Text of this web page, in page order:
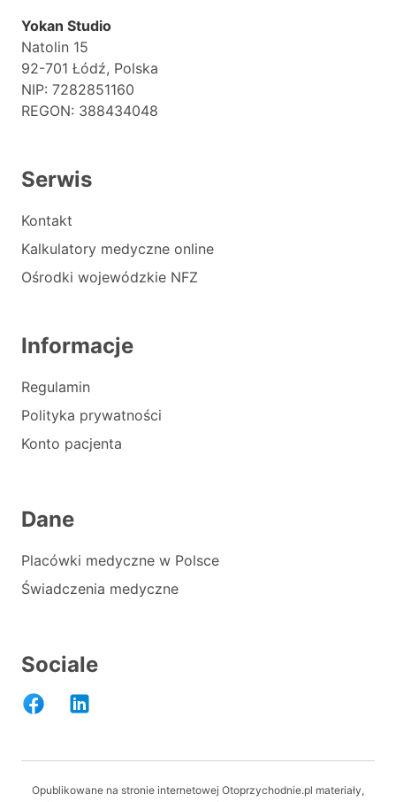
Yokan Studio
Natolin 15
92-701 Łódź, Polska
NIP: 7282851160
REGON: 388434048
Serwis
Kontakt
Kalkulatory medyczne online
Ośrodki wojewódzkie NFZ
Informacje
Regulamin
Polityka prywatności
Konto pacjenta
Dane
Placówki medyczne w Polsce
Świadczenia medyczne
Sociale
Opublikowane na stronie internetowej Otoprzychodnie.pl materiały,